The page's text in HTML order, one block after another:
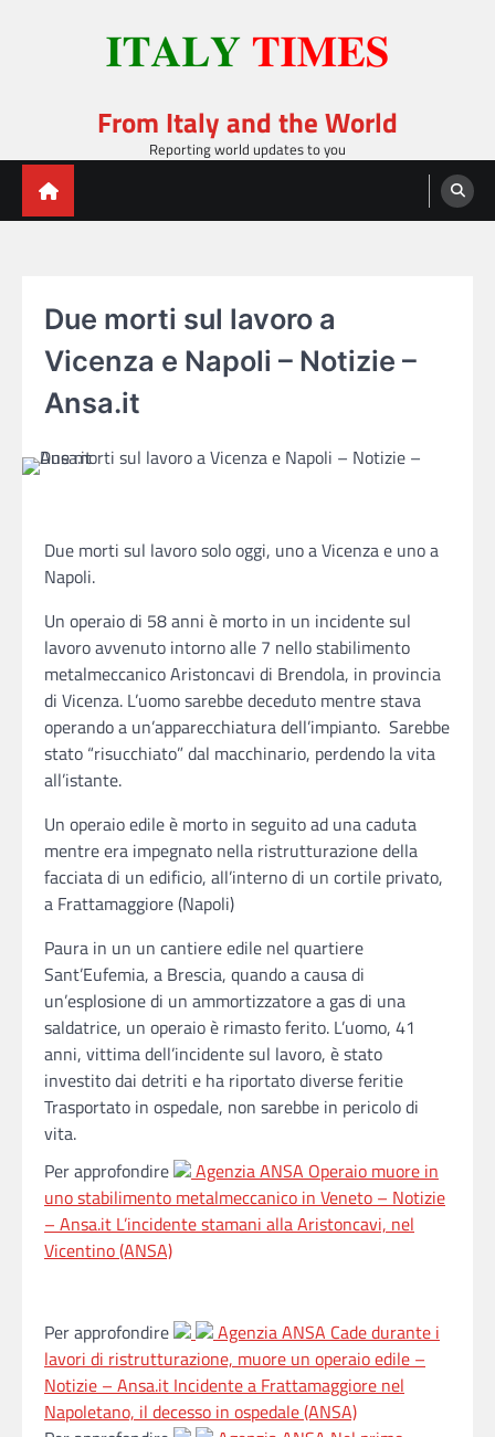
From Italy and the World
Reporting world updates to you
Due morti sul lavoro a
Vicenza e Napoli – Notizie –
Ansa.it
Due morti sul lavoro solo oggi, uno a Vicenza e uno a
Napoli.
Un operaio di 58 anni è morto in un incidente sul
lavoro avvenuto intorno alle 7 nello stabilimento
metalmeccanico Aristoncavi di Brendola, in provincia
di Vicenza. L’uomo sarebbe deceduto mentre stava
operando a un’apparecchiatura dell’impianto. Sarebbe
stato “risucchiato” dal macchinario, perdendo la vita
all’istante.
Un operaio edile è morto in seguito ad una caduta
mentre era impegnato nella ristrutturazione della
facciata di un edificio, all’interno di un cortile privato,
a Frattamaggiore (Napoli)
Paura in un un cantiere edile nel quartiere
Sant’Eufemia, a Brescia, quando a causa di
un’esplosione di un ammortizzatore a gas di una
saldatrice, un operaio è rimasto ferito. L’uomo, 41
anni, vittima dell’incidente sul lavoro, è stato
investito dai detriti e ha riportato diverse feritie
Trasportato in ospedale, non sarebbe in pericolo di
vita.
Per approfondire
Agenzia ANSA Operaio muore in
uno stabilimento metalmeccanico in Veneto – Notizie
– Ansa.it L’incidente stamani alla Aristoncavi, nel
Vicentino (ANSA)
Per approfondire Agenzia ANSA Cade durante i
lavori di ristrutturazione, muore un operaio edile –
Notizie – Ansa.it Incidente a Frattamaggiore nel
Napoletano, il decesso in ospedale (ANSA)